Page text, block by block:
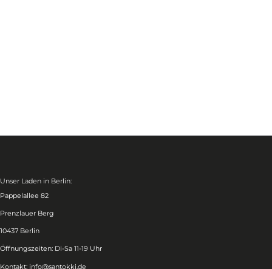
Unser Laden in Berlin:
Pappelallee 82
Prenzlauer Berg
10437 Berlin
Öffnungszeiten: Di-Sa 11-19 Uhr
Kontakt: info@santokki.de